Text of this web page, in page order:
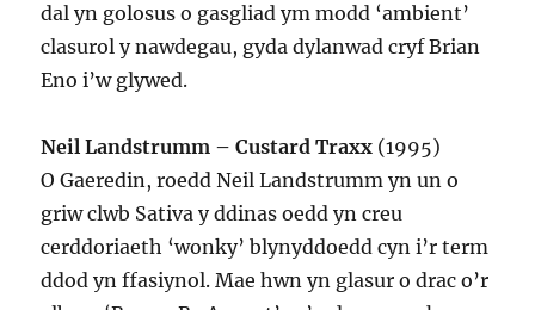
dal yn golosus o gasgliad ym modd ‘ambient’
clasurol y nawdegau, gyda dylanwad cryf Brian
Eno i’w glywed.
Neil Landstrumm – Custard Traxx (1995)
O Gaeredin, roedd Neil Landstrumm yn un o
griw clwb Sativa y ddinas oedd yn creu
cerddoriaeth ‘wonky’ blynyddoedd cyn i’r term
ddod yn ffasiynol. Mae hwn yn glasur o drac o’r